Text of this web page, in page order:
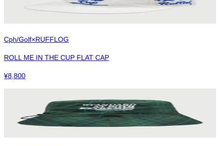
Cph/Golf×RUFFLOG
ROLL ME IN THE CUP FLAT CAP
¥8,800